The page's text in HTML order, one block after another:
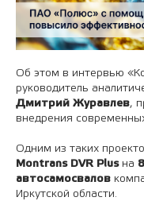
Об этом в интервью
руководитель
Дмитрий Журавлев,
внедрения
Одним из таких
Montrans DVR Plusна
автосамосвалов
Иркутской области.